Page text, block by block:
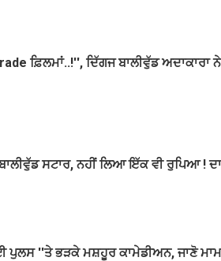
ਫ਼ਿਲਮਾਂ..!'', ਦਿੱਗਜ ਬਾਲੀਵੁੱਡ ਅਦਾਕਾਰਾ ਨੇ
ਸਟਾਰ, ਨਹੀਂ ਲਿਆ ਇੱਕ ਵੀ ਰੁਪਿਆ !
ਪੁਲਸ ''ਤੇ ਭੜਕੇ ਮਸ਼ਹੂਰ ਕਾਮੇਡੀਅਨ, ਜਾਣੋ